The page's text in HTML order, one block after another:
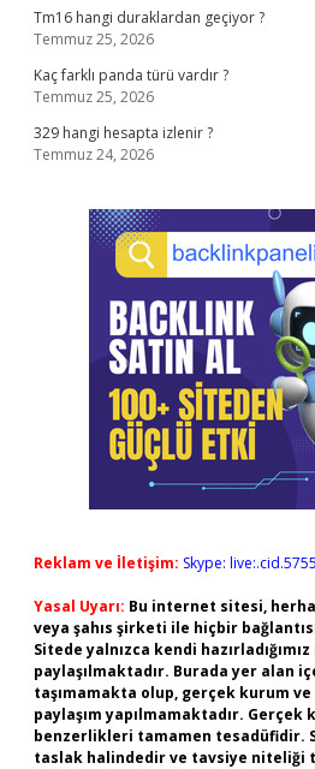
Tm16 hangi duraklardan geçiyor ?
Temmuz 25, 2026
Kaç farklı panda türü vardır ?
Temmuz 25, 2026
329 hangi hesapta izlenir ?
Temmuz 24, 2026
Reklam ve İletişim: Skype:
Yasal Uyarı: Bu internet sitesi,
veya şahıs şirketi ile hiçbir
Sitede yalnızca kendi
paylaşılmaktadır. Burada yer alan
taşımamakta olup, gerçek kurum
paylaşım yapılmamaktadır.
benzerlikleri tamamen tesadüfidir.
taslak halindedir ve tavsiye niteliği